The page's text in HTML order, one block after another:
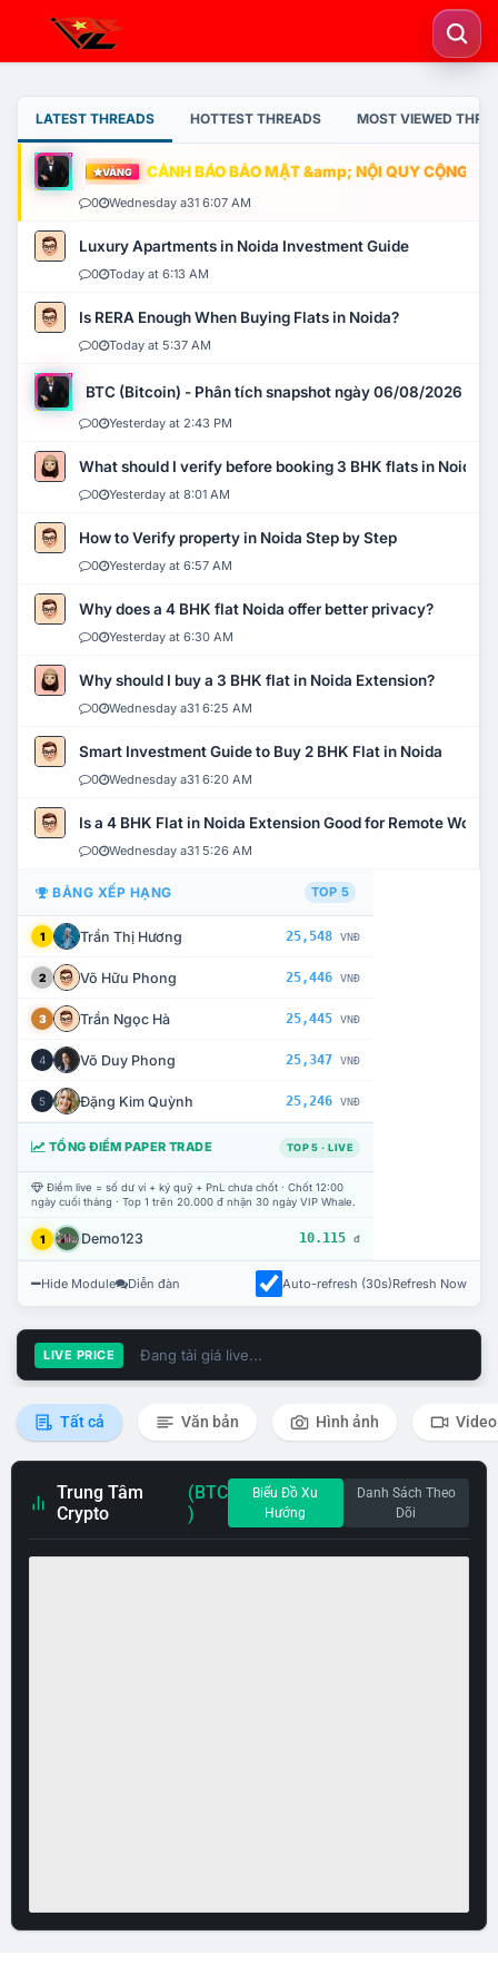
LATEST THREADS HOTTEST THREADS MOST VIEWED
VÀNG CẢNH BÁO BẢO MẬT &amp; NỘI QUY CỘNG
0 Wednesday a31 6:07 AM
Luxury Apartments in Noida Investment Guide
0 Today at 6:13 AM
Is RERA Enough When Buying Flats in Noida?
0 Today at 5:37 AM
BTC (Bitcoin) - Phân tích snapshot ngày 06/08/2026
0 Yesterday at 2:43 PM
What should I verify before booking 3 BHK flats in Noida?
0 Yesterday at 8:01 AM
How to Verify property in Noida Step by Step
0 Yesterday at 6:57 AM
Why does a 4 BHK flat Noida offer better privacy?
0 Yesterday at 6:30 AM
Why should I buy a 3 BHK flat in Noida Extension?
0 Wednesday a31 6:25 AM
Smart Investment Guide to Buy 2 BHK Flat in Noida
0 Wednesday a31 6:20 AM
Is a 4 BHK Flat in Noida Extension Good for Remote Work?
0 Wednesday a31 5:26 AM
BẢNG XẾP HẠNG TOP 5
1 Trần Thị Hương 25,548 VNĐ
2 Võ Hữu Phong 25,446 VNĐ
3 Trần Ngọc Hà 25,445 VNĐ
4 Võ Duy Phong 25,347 VNĐ
5 Đặng Kim Quỳnh 25,246 VNĐ
TỔNG ĐIỂM PAPER TRADE TOP 5 · LIVE
Điểm live = số dư ví + ký quỹ + PnL chưa chốt · Chốt 12:00
ngày cuối tháng · Top 1 trên 20.000 đ nhận 30 ngày VIP Whale.
1 Demo123 10.115 đ
Hide Module Diễn đàn Auto-refresh (30s)Refresh Now
LIVE PRICE Đang tải giá live...
Tất cả Văn bản Hình ảnh Video
Trung Tâm
Crypto
(BTC
)
Biểu Đồ Xu
Hướng
Danh Sách Theo
Dõi